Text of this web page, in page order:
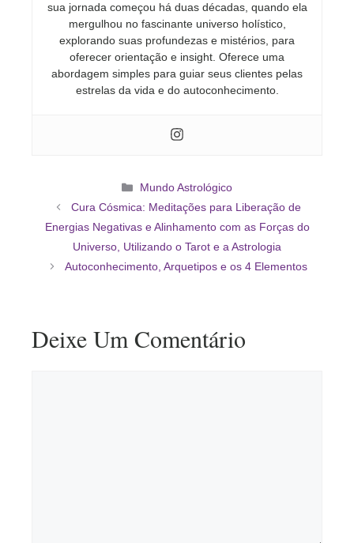
sua jornada começou há duas décadas, quando ela
mergulhou no fascinante universo holístico,
explorando suas profundezas e mistérios, para
oferecer orientação e insight. Oferece uma
abordagem simples para guiar seus clientes pelas
estrelas da vida e do autoconhecimento.
Categorias
Mundo Astrológico
Cura Cósmica: Meditações para Liberação de
Energias Negativas e Alinhamento com as Forças do
Universo, Utilizando o Tarot e a Astrologia
Autoconhecimento, Arquetipos e os 4 Elementos
Deixe Um Comentário